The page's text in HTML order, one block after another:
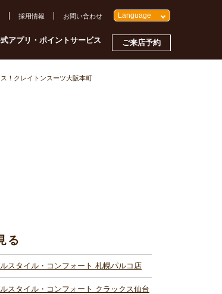
アプリ・ポイントサービス ご来店予約
採用情報 お問い合わせ Language
！クレイトンスーツ大阪本町
る
スタイル・コンフォート 札幌パルコ店
スタイル・コンフォート クラックス仙台